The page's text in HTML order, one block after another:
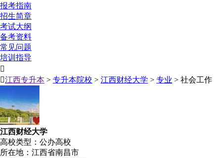
报考指南
招生简章
考试大纲
备考资料
常见问题
培训指导

江西专升本 > 专升本院校 > 江西财经大学 > 专业 > 社会工作
江西财经大学
高校类型：公办高校
所在地：江西省南昌市